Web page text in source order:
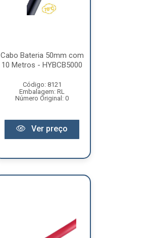
Cabo Bateria 50mm com
10 Metros - HYBCB5000
Código: 8121
Embalagem: RL
Número Original: 0
Ver preço